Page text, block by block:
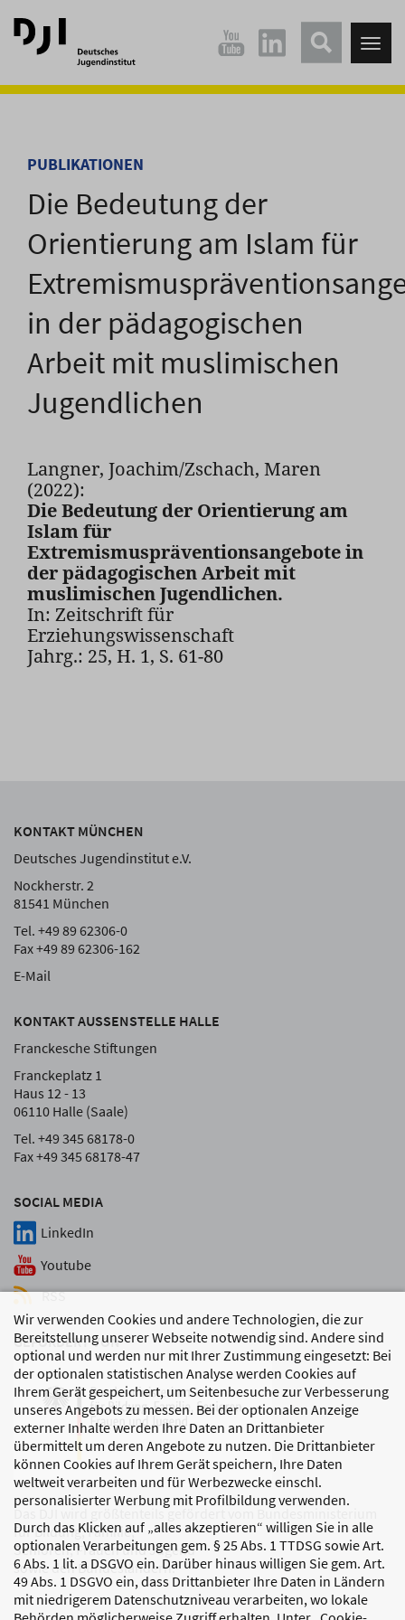
Direkt
zum
Hauptinhalt
Direkt
zum
Hauptmenü
Wir verwenden Cookies und andere Technologien, die zur
Bereitstellung unserer Webseite notwendig sind. Andere sind
optional und werden nur mit Ihrer Zustimmung eingesetzt: Bei
der optionalen statistischen Analyse werden Cookies auf
Ihrem Gerät gespeichert, um Seitenbesuche zur Verbesserung
unseres Angebots zu messen. Bei der optionalen Anzeige
externer Inhalte werden Ihre Daten an Drittanbieter
übermittelt um deren Angebote zu nutzen. Die Drittanbieter
können Cookies auf Ihrem Gerät speichern, Ihre Daten
weltweit verarbeiten und für Werbezwecke einschl.
personalisierter Werbung mit Profilbildung verwenden.
Durch das Klicken auf „alles akzeptieren“ willigen Sie in alle
optionalen Verarbeitungen gem. § 25 Abs. 1 TTDSG sowie Art.
6 Abs. 1 lit. a DSGVO ein. Darüber hinaus willigen Sie gem. Art.
49 Abs. 1 DSGVO ein, dass Drittanbieter Ihre Daten in Ländern
mit niedrigerem Datenschutzniveau verarbeiten, wo lokale
PUBLIKATIONEN
Die Bedeutung der
Orientierung am Islam für
in der pädagogischen
Arbeit mit muslimischen
Jugendlichen
Langner, Joachim/Zschach, Maren
(2022):
Die Bedeutung der Orientierung am
Islam für
Extremismuspräventionsangebote in
der pädagogischen Arbeit mit
muslimischen Jugendlichen.
In: Zeitschrift für
Erziehungswissenschaft
Jahrg.: 25, H. 1, S. 61-80
SOCIAL MEDIA
LinkedIn
Youtube
RSS
KONTAKT MÜNCHEN
Deutsches Jugendinstitut e.V.
Nockherstr. 2
81541 München
Tel. +49 89 62306-0
Fax +49 89 62306-162
E-Mail
KONTAKT AUSSENSTELLE HALLE
Franckesche Stiftungen
Franckeplatz 1
Haus 12 - 13
06110 Halle (Saale)
Tel. +49 345 68178-0
Fax +49 345 68178-47
GEFÖRDERT VON
Das DJI wird größtenteils gefördert vom Bundesministerium
für Bildung, Familie,
Senioren, Frauen und Jugend
sowie den Bundesländern.